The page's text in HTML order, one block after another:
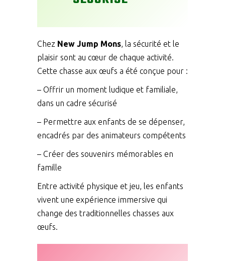
Chez New Jump Mons, la sécurité et le
plaisir sont au cœur de chaque activité.
Cette chasse aux œufs a été conçue pour :
– Offrir un moment ludique et familiale,
dans un cadre sécurisé
– Permettre aux enfants de se dépenser,
encadrés par des animateurs compétents
– Créer des souvenirs mémorables en
famille
Entre activité physique et jeu, les enfants
vivent une expérience immersive qui
change des traditionnelles chasses aux
œufs.